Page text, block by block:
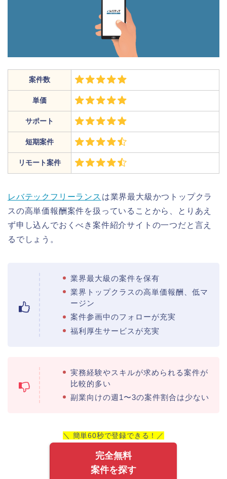
案件数
単価
サポート
短期案件
リモート案件
レバテックフリーランス は業界最大級かつトップクラ
スの高単価報酬案件を扱っていることから、とりあえ
ず申し込んでおくべき案件紹介サイトの一つだと言え
るでしょう。
業界最大級の案件を保有
業界トップクラスの高単価報酬、低マ
ージン
案件参画中のフォローが充実
福利厚生サービスが充実
実務経験やスキルが求められる案件が
比較的多い
副業向けの週1〜3の案件割合は少ない
＼ 簡単60秒で登録できる！／
完全無料
案件を探す